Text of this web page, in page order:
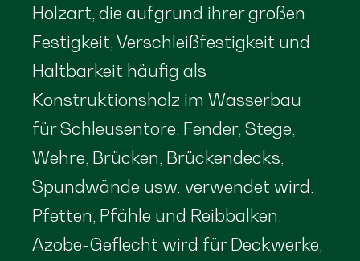
Holzart, die aufgrund ihrer großen
Festigkeit, Verschleißfestigkeit und
Haltbarkeit häufig als
Konstruktionsholz im Wasserbau
für Schleusentore, Fender, Stege,
Wehre, Brücken, Brückendecks,
Spundwände usw. verwendet wird.
Pfetten, Pfähle und Reibbalken.
Azobe-Geflecht wird für Deckwerke,